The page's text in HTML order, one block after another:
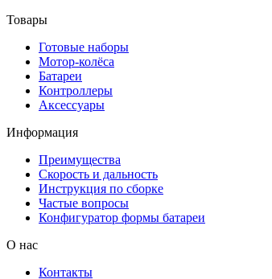
Товары
Готовые наборы
Мотор-колёса
Батареи
Контроллеры
Аксессуары
Информация
Преимущества
Скорость и дальность
Инструкция по сборке
Частые вопросы
Конфигуратор формы батареи
О нас
Контакты